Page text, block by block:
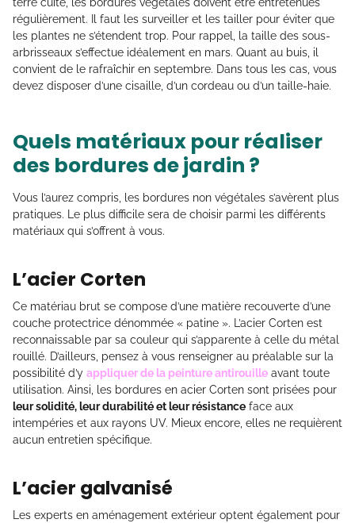
terre cuite, les bordures végétales doivent être entretenues
régulièrement. Il faut les surveiller et les tailler pour éviter que
les plantes ne s’étendent trop. Pour rappel, la taille des sous-
arbrisseaux s’effectue idéalement en mars. Quant au buis, il
convient de le rafraîchir en septembre. Dans tous les cas, vous
devez disposer d’une cisaille, d’un cordeau ou d’un taille-haie.
Quels matériaux pour réaliser
des bordures de jardin ?
Vous l’aurez compris, les bordures non végétales s’avèrent plus
pratiques. Le plus difficile sera de choisir parmi les différents
matériaux qui s’offrent à vous.
L’acier Corten
Ce matériau brut se compose d’une matière recouverte d’une
couche protectrice dénommée « patine ». L’acier Corten est
reconnaissable par sa couleur qui s’apparente à celle du métal
rouillé. D’ailleurs, pensez à vous renseigner au préalable sur la
possibilité d’y appliquer de la peinture antirouille avant toute
utilisation. Ainsi, les bordures en acier Corten sont prisées pour
leur solidité, leur durabilité et leur résistance face aux
intempéries et aux rayons UV. Mieux encore, elles ne requièrent
aucun entretien spécifique.
L’acier galvanisé
Les experts en aménagement extérieur optent également pour